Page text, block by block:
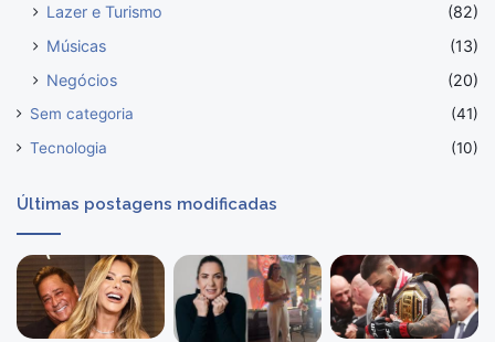
Lazer e Turismo
(82)
Músicas
(13)
Negócios
(20)
Sem categoria
(41)
Tecnologia
(10)
Últimas postagens modificadas